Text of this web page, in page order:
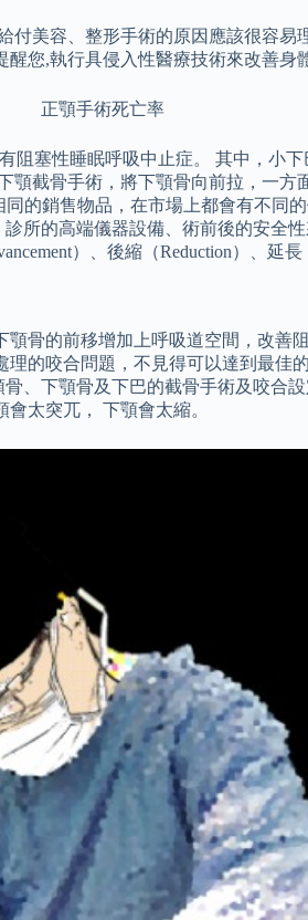
美容、整形手術的原因應該很容
您,執行具侵入性醫療技術來改善身
阻塞性睡眠呼吸中止症。 其中，小
截骨手術，將下顎骨向前拉，一
的銷售物品，在市場上都會有不同
所的高端儀器設備、術前後的安全
）、後縮（Reduction）、延長
骨的前移增加上呼吸道空間，改善
的咬合問題，不見得可以達到最
、下顎骨及下巴的截骨手術及咬合
太突兀， 下顎會太縮。